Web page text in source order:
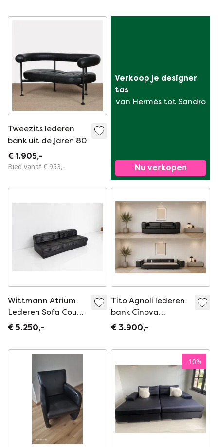
Tweezits lederen
bank uit de jaren 80
€ 1.905,-
Bied vanaf € 953,-
Verkoop je designer
tas
van Hermès tot Sandro
Nu verkopen
Wittmann Atrium
Lederen Sofa Couch
Slaapbank Klassiek
€ 5.250,-
Tito Agnoli lederen
bank Cinova
dagbed
€ 3.900,-
-10%